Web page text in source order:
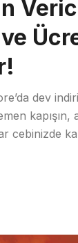
dev
kapışın,
cebinizde